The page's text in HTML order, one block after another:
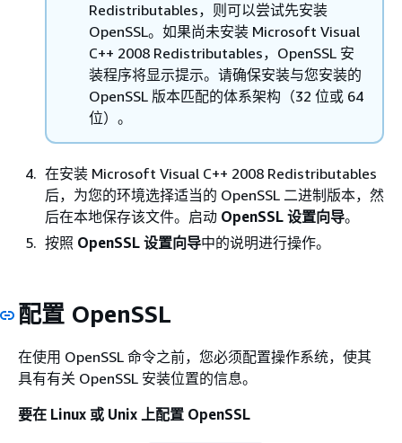
Redistributables，则可以尝试先安装
OpenSSL。如果尚未安装 Microsoft Visual
C++ 2008 Redistributables，OpenSSL 安
装程序将显示提示。请确保安装与您安装的
OpenSSL 版本匹配的体系架构（32 位或 64
位）。
在安装 Microsoft Visual C++ 2008 Redistributables
后，为您的环境选择适当的 OpenSSL 二进制版本，然
后在本地保存该文件。启动 OpenSSL 设置向导。
按照 OpenSSL 设置向导中的说明进行操作。
配置 OpenSSL
在使用 OpenSSL 命令之前，您必须配置操作系统，使其
具有有关 OpenSSL 安装位置的信息。
要在 Linux 或 Unix 上配置 OpenSSL